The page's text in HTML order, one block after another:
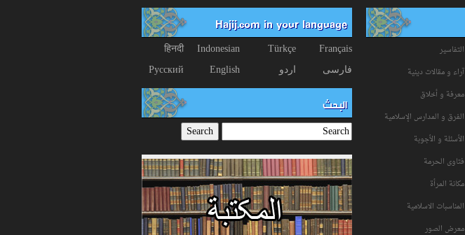
التفاسیر
آراء و مقالات دينية
معرفة و أخلاق
الفرق و المدارس الإسلامية
الأسئلة و الأجوبة
فتاوی الحرمة
مكانة‌ المرأة
المناسبات الاسلامیة
معرض الصور
Hajij.com in your language
Français
Türkçe
Indonesian
हिनदी
فارسی
اردو English
Русский
البحث